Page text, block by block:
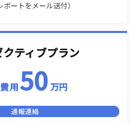
ポートをメール送付）
ティブプラン
用50万円
通報連絡